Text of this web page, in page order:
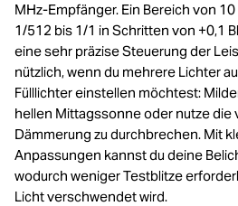
MHz-Empfänger. Ein Bereich von
1/512 bis 1/1 in Schritten von +0,1
eine sehr präzise Steuerung der
nützlich, wenn du mehrere Lichter
Fülllichter einstellen möchtest:
hellen Mittagssonne oder nutze die
Dämmerung zu durchbrechen. Mit
Anpassungen kannst du deine
wodurch weniger Testblitze
Licht verschwendet wird.